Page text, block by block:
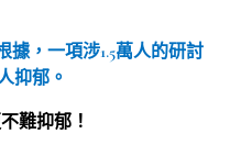
據，一項涉1.5萬人的研討
抑郁。
難抑郁！